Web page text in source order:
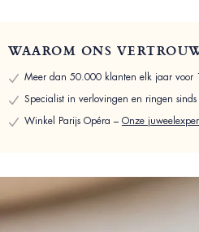
WAAROM ONS
Meer dan 50.000 klanten elk jaar voor
Specialist in verlovingen en ringen
Winkel Parijs Opéra – Onze